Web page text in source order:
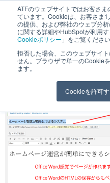
ATFのウェブサイトではお客さ
ています。Cookieは、お客さま
の提供、および弊社のウェブ分
に関する詳細やHubSpotが利用
Cookieポリシー 」をご覧ください
拒否した場合、このウェブサイ
せん。ブラウザで単一のCookie
ます。
Cookieを許可
長野県長野市・松本市ウェブ制作事
エディタ